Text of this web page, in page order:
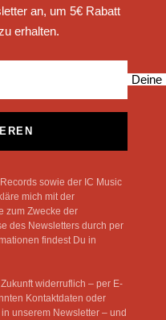
an, um 5€ Rabatt
erhalten.
Deine
sowie der IC Music
mich mit der
zum Zwecke der
des Newsletters durch per
findest Du in
widerruflich – per E-
Kontaktdaten oder
unserem Newsletter – und